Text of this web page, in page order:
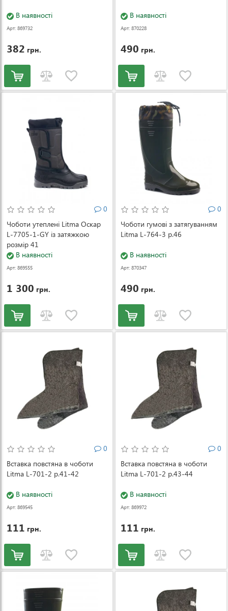
В наявності
Арт: 869732
382 грн.
В наявності
Арт: 870228
490 грн.
0
Чоботи утеплені Litma Оскар
L-7705-1-GY із затяжкою
розмір 41
В наявності
Арт: 869555
1 300 грн.
0
Чоботи гумові з затягуванням
Litma L-764-3 р.46
В наявності
Арт: 870347
490 грн.
0
Вставка повстяна в чоботи
Litma L-701-2 р.41-42
В наявності
Арт: 869545
111 грн.
0
Вставка повстяна в чоботи
Litma L-701-2 р.43-44
В наявності
Арт: 869972
111 грн.